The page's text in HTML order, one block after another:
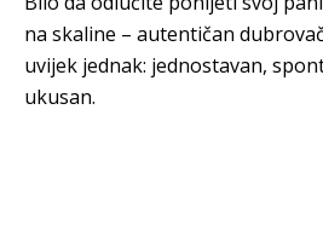
na skaline – autentičan
uvijek jednak: jednostavan,
ukusan.